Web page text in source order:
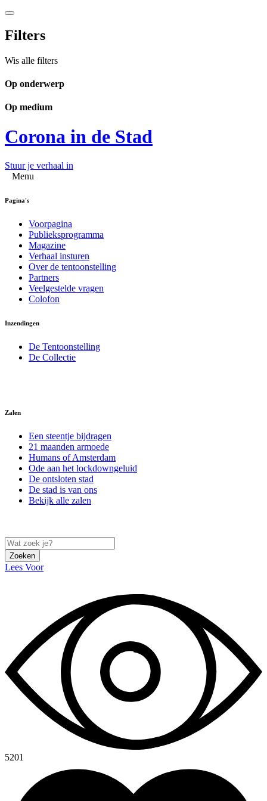
Filters
Wis alle filters
Op onderwerp
Op medium
Corona in de Stad
Stuur je verhaal in
Menu
Pagina's
Voorpagina
Publieksprogramma
Magazine
Verhaal insturen
Over de tentoonstelling
Partners
Veelgestelde vragen
Colofon
Inzendingen
De Tentoonstelling
De Collectie
Zalen
Een steentje bijdragen
21 maanden armoede
Humans of Amsterdam
Ode aan het lockdowngeluid
De ontsloten stad
De stad is van ons
Bekijk alle zalen
Zoeken
Lees Voor
5201